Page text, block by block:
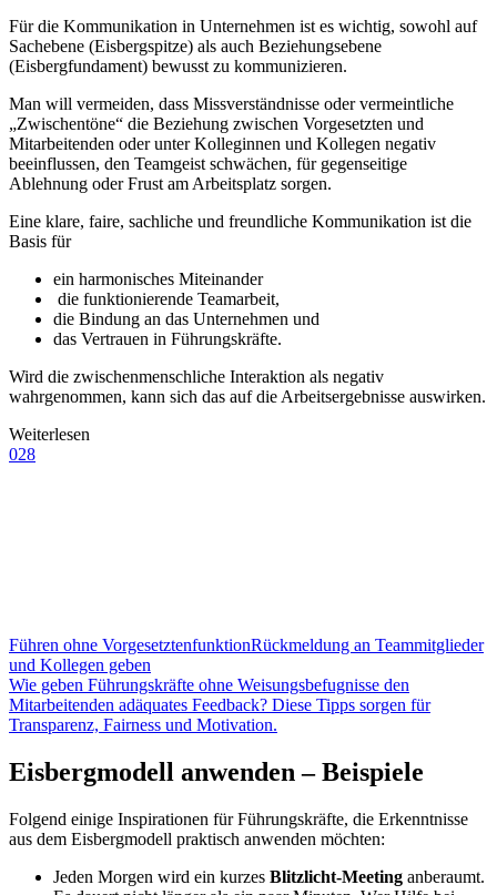
Für die Kommunikation in Unternehmen ist es wichtig, sowohl auf
Sachebene (Eisbergspitze) als auch Beziehungsebene
(Eisbergfundament) bewusst zu kommunizieren.
Man will vermeiden, dass Missverständnisse oder vermeintliche
„Zwischentöne“ die Beziehung zwischen Vorgesetzten und
Mitarbeitenden oder unter Kolleginnen und Kollegen negativ
beeinflussen, den Teamgeist schwächen, für gegenseitige
Ablehnung oder Frust am Arbeitsplatz sorgen.
Eine klare, faire, sachliche und freundliche Kommunikation ist die
Basis für
ein harmonisches Miteinander
die funktionierende Teamarbeit,
die Bindung an das Unternehmen und
das Vertrauen in Führungskräfte.
Wird die zwischenmenschliche Interaktion als negativ
wahrgenommen, kann sich das auf die Arbeitsergebnisse auswirken.
Weiterlesen
028
Führen ohne VorgesetztenfunktionRückmeldung an Teammitglieder
und Kollegen geben
Wie geben Führungskräfte ohne Weisungsbefugnisse den
Mitarbeitenden adäquates Feedback? Diese Tipps sorgen für
Transparenz, Fairness und Motivation.
Eisbergmodell anwenden – Beispiele
Folgend einige Inspirationen für Führungskräfte, die Erkenntnisse
aus dem Eisbergmodell praktisch anwenden möchten:
Jeden Morgen wird ein kurzes Blitzlicht-Meeting anberaumt.